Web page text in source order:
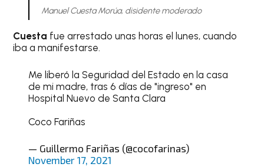
Manuel Cuesta Morúa, disidente moderado
Cuesta fue arrestado unas horas el lunes, cuando
iba a manifestarse.
Me liberó la Seguridad del Estado en la casa
de mi madre, tras 6 días de "ingreso" en
Hospital Nuevo de Santa Clara
Coco Fariñas
— Guillermo Fariñas (@cocofarinas)
November 17, 2021